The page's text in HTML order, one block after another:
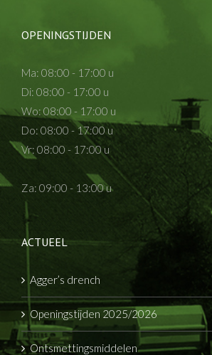
OPENINGSTIJDEN
Ma: 08:00 - 17:00 u
Di: 08:00 - 17:00 u
Wo: 08:00 - 17:00 u
Do: 08:00 - 17:00 u
Vr: 08:00 - 17:00 u
Za: 09:00 - 13:00 u
ACTUEEL
Agger’s drench
Openingstijden 2025/2026
Ontsmettingsmiddelen